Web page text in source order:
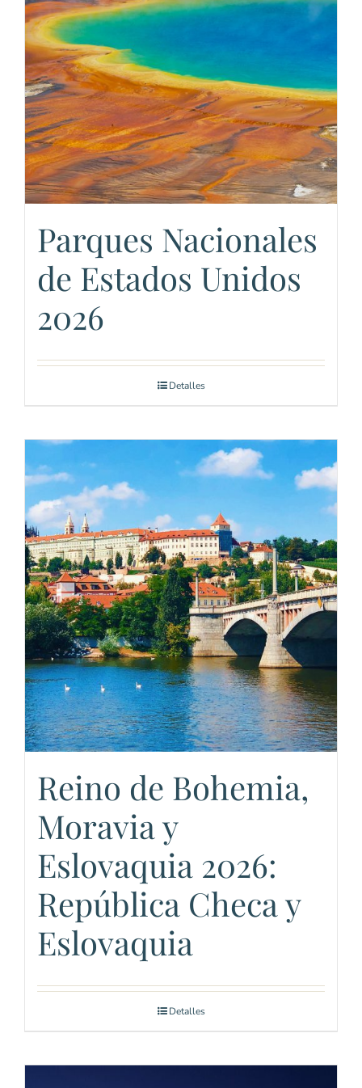
Parques Nacionales
de Estados Unidos
2026
Detalles
Reino de Bohemia,
Moravia y
Eslovaquia 2026:
República Checa y
Eslovaquia
Detalles